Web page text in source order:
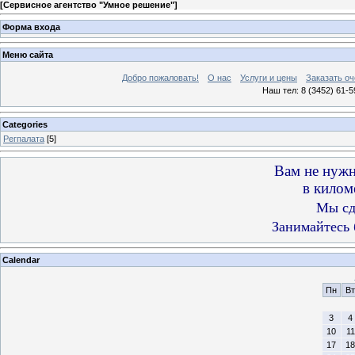
[Сервисное агентство "Умное решение"]
Форма входа
Меню сайта
Добро пожаловать! О нас Услуги и цены
Заказать
Наш тел: 8 (3452) 61-
Categories
Регпалата [5]
Вам не
в
Мы
Calendar
Пн
Вт
3
4
10
11
17
18